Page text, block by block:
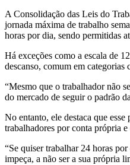
A Consolidação das Leis do
jornada máxima de trabalho
horas por dia, sendo permitidas
Há exceções como a escala de
descanso, comum em categorias
“Mesmo que o trabalhador não
do mercado de seguir o padrão
No entanto, ele destaca que esse
trabalhadores por conta própria e
“Se quiser trabalhar 24 horas
impeça, a não ser a sua própria